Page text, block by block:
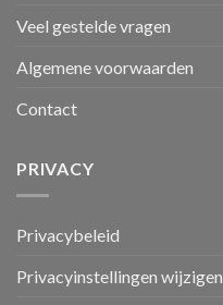
Veel gestelde vragen
Algemene voorwaarden
Contact
PRIVACY
Privacybeleid
Privacyinstellingen wijzigen